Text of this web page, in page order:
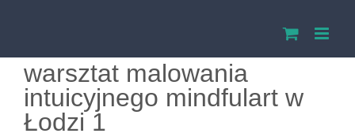
zawartości
warsztat malowania
intuicyjnego mindfulart w
Łodzi 1